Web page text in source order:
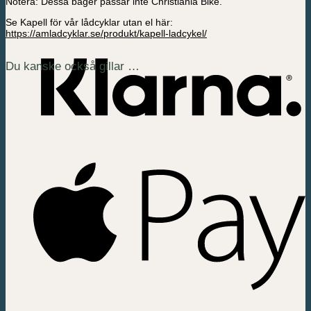
Se Kapell för vår lådcyklar utan el här:
https://amladcyklar.se/produkt/kapell-ladcykel/
Du kanske också gillar …